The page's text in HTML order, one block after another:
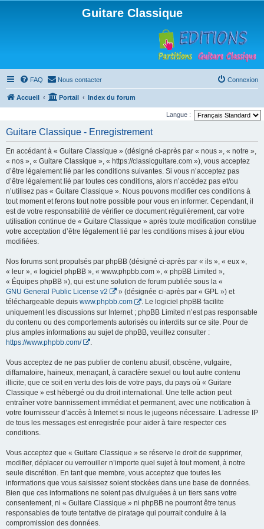
Guitare Classique
FAQ Nous contacter Connexion
Accueil Portail Index du forum
Langue :
Guitare Classique - Enregistrement
En accédant à « Guitare Classique » (désigné ci-après par « nous », « notre »,
« nos », « Guitare Classique », « https://classicguitare.com »), vous acceptez
d’être légalement lié par les conditions suivantes. Si vous n’acceptez pas
d’être légalement lié par toutes ces conditions, alors n’accédez pas et/ou
n’utilisez pas « Guitare Classique ». Nous pouvons modifier ces conditions à
tout moment et ferons tout notre possible pour vous en informer. Cependant, il
est de votre responsabilité de vérifier ce document régulièrement, car votre
utilisation continue de « Guitare Classique » après toute modification constitue
votre acceptation d’être légalement lié par les conditions mises à jour et/ou
modifiées.
Nos forums sont propulsés par phpBB (désigné ci-après par « ils », « eux »,
« leur », « logiciel phpBB », « www.phpbb.com », « phpBB Limited »,
« Équipes phpBB »), qui est une solution de forum publiée sous la «
GNU General Public License v2
» (désignée ci-après par « GPL ») et
téléchargeable depuis www.phpbb.com
. Le logiciel phpBB facilite
uniquement les discussions sur Internet ; phpBB Limited n’est pas responsable
du contenu ou des comportements autorisés ou interdits sur ce site. Pour de
plus amples informations au sujet de phpBB, veuillez consulter :
https://www.phpbb.com/
Vous acceptez de ne pas publier de contenu abusif, obscène, vulgaire,
diffamatoire, haineux, menaçant, à caractère sexuel ou tout autre contenu
illicite, que ce soit en vertu des lois de votre pays, du pays où « Guitare
Classique » est hébergé ou du droit international. Une telle action peut
entraîner votre bannissement immédiat et permanent, avec une notification à
votre fournisseur d’accès à Internet si nous le jugeons nécessaire. L’adresse IP
de tous les messages est enregistrée pour aider à faire respecter ces
conditions.
Vous acceptez que « Guitare Classique » se réserve le droit de supprimer,
modifier, déplacer ou verrouiller n’importe quel sujet à tout moment, à notre
seule discrétion. En tant que membre, vous acceptez que toutes les
informations que vous saisissez soient stockées dans une base de données.
Bien que ces informations ne soient pas divulguées à un tiers sans votre
consentement, ni « Guitare Classique » ni phpBB ne pourront être tenus
responsables de toute tentative de piratage qui pourrait conduire à la
compromission des données.